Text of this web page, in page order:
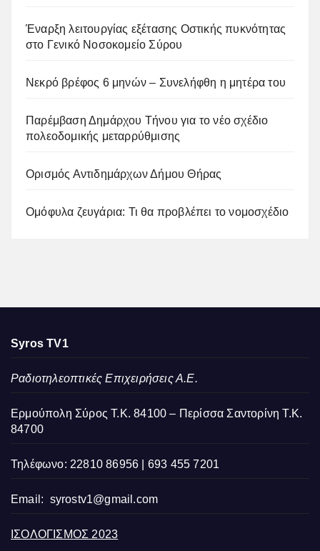
Έναρξη λειτουργίας εξέτασης Οστικής πυκνότητας
στο Γενικό Νοσοκομείο Σύρου
Νεκρό βρέφος 6 μηνών – Συνελήφθη η μητέρα του
Παρέμβαση Δημάρχου Τήνου για το νέο σχέδιο
πολεοδομικής μεταρρύθμισης
Ορισμός Αντιδημάρχων Δήμου Θήρας
Ομόφυλα ζευγάρια: Τι θα προβλέπει το νομοσχέδιο
Syros TV1
Ραδιοτηλεοπτικές Επιχειρήσεις Α.Ε.
Ερμούπολη Σύρος Τ.Κ. 84100 – Περίσσα Σαντορίνη Τ.Κ.
84700
Τηλέφωνο: 22810 86956 | 693 455 7201
Email: syrostv1@gmail.com
ΙΣΟΛΟΓΙΣΜΟΣ 2023